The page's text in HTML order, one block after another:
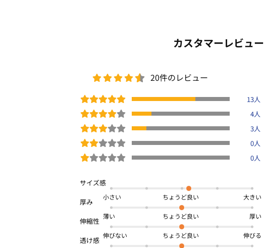
カスタマーレビュー
20件のレビュー
13人
4人
3人
0人
0人
小さい 大きい
薄い 厚い
伸びない 伸びる